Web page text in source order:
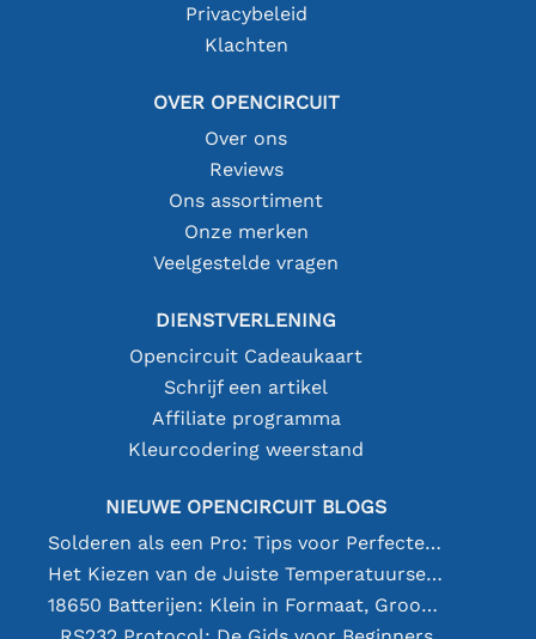
Privacybeleid
Klachten
OVER OPENCIRCUIT
Over ons
Reviews
Ons assortiment
Onze merken
Veelgestelde vragen
DIENSTVERLENING
Opencircuit Cadeaukaart
Schrijf een artikel
Affiliate programma
Kleurcodering weerstand
NIEUWE OPENCIRCUIT BLOGS
Solderen als een Pro: Tips voor Perfecte Elektronische Verbindingen
Het Kiezen van de Juiste Temperatuursensor [youtube]
18650 Batterijen: Klein in Formaat, Groot in Prestatie